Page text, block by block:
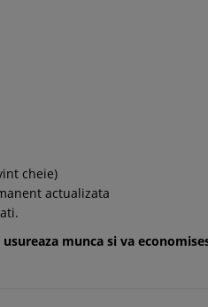
cheie)
actualizata
usureaza munca si va